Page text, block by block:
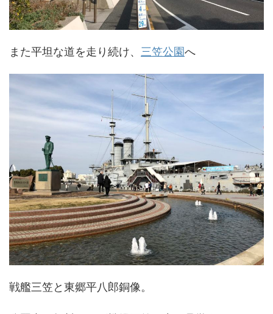
また平坦な道を走り続け、 三笠公園へ
戦艦三笠と東郷平八郎銅像。